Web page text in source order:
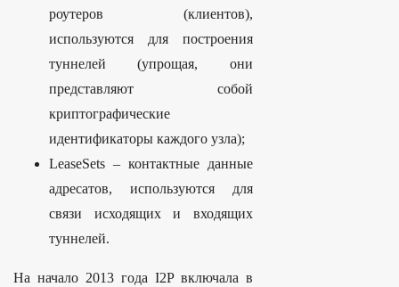
роутеров (клиентов),
используются для построения
туннелей (упрощая, они
представляют собой
криптографические
идентификаторы каждого узла);
LeaseSets – контактные данные
адресатов, используются для
связи исходящих и входящих
туннелей.
На начало 2013 года I2P включала в